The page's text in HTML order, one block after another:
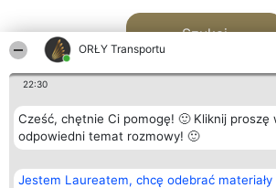
ORŁY Transportu
22:30
Cześć, chętnie Ci pomogę! 🙂 Kliknij proszę
odpowiedni temat rozmowy! 🙂
Jestem Laureatem, chcę odebrać materiały
Szukaj
Organizator plebiscytu
Bright Side Solutions sp. z o.
Plebiscyt
Laureaci